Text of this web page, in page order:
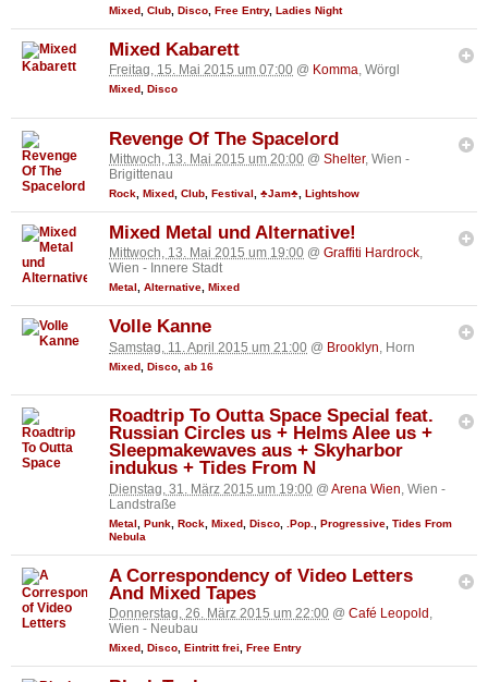
Mixed Club Disco Free Entry, Ladies Night
Mixed Kabarett
Freitag, 15. Mai 2015 um 07:00 @ Komma, Wörgl
Mixed Disco
Revenge Of The Spacelord
Mittwoch, 13. Mai 2015 um 20:00 @ Shelter, Wien -
Brigittenau
Rock Mixed Club Festival ♣Jam♣ Lightshow
Mixed Metal und Alternative!
Mittwoch, 13. Mai 2015 um 19:00 @ Graffiti Hardrock,
Wien - Innere Stadt
Metal, Alternative, Mixed
Volle Kanne
Samstag, 11. April 2015 um 21:00 @ Brooklyn , Horn
Mixed Disco ab 16
Roadtrip To Outta Space Special feat.
Russian Circles us + Helms Alee us +
Sleepmakewaves aus + Skyharbor
indukus + Tides From N
Dienstag, 31. März 2015 um 19:00 @ Arena Wien , Wien -
Landstraße
Metal Punk Rock Mixed Disco .Pop. Progressive Tides From
Nebula
A Correspondency of Video Letters
And Mixed Tapes
Donnerstag, 26. März 2015 um 22:00 @ Café Leopold ,
Wien - Neubau
Mixed Disco Eintritt frei Free Entry